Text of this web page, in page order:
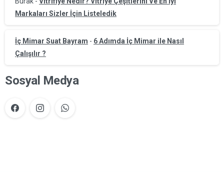
Markaları Sizler İçin Listeledik
İç Mimar Suat Bayram - 6 Adımda İç Mimar ile Nasıl
Çalışılır ?
Sosyal Medya